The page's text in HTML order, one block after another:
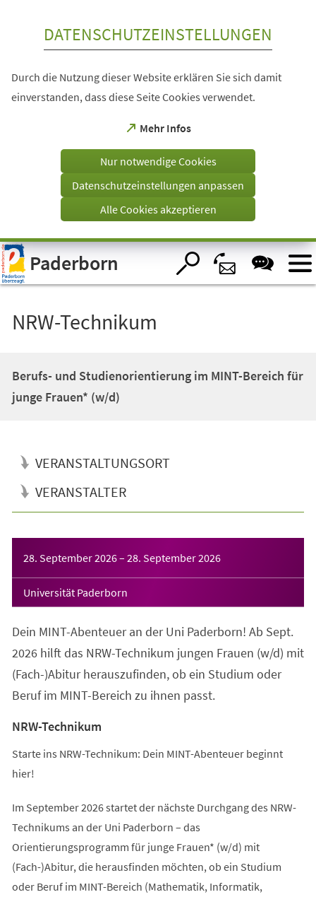
Visuelle
Assistenzsoftware
öffnen.
DATENSCHUTZEINSTELLUNGEN
Durch die Nutzung dieser Website erklären Sie sich damit
einverstanden, dass diese Seite Cookies verwendet.
Mehr Infos
(Öffnet
einem
Tab)
Nur notwendige Cookies
Datenschutzeinstellungen anpassen
Alle Cookies akzeptieren
Paderborn
NRW-Technikum
Berufs- und Studienorientierung im MINT-Bereich für
junge Frauen* (w/d)
VERANSTALTUNGSORT
VERANSTALTER
28. September 2026– 28. September 2026
Universität Paderborn
Dein MINT-Abenteuer an der Uni Paderborn! Ab Sept.
2026 hilft das NRW-Technikum jungen Frauen (w/d) mit
(Fach-)Abitur herauszufinden, ob ein Studium oder
Beruf im MINT-Bereich zu ihnen passt.
NRW-Technikum
Starte ins NRW-Technikum: Dein MINT-Abenteuer beginnt
hier!
Im September 2026 startet der nächste Durchgang des NRW-
Technikums an der Uni Paderborn – das
Orientierungsprogramm für junge Frauen* (w/d) mit
(Fach-)Abitur, die herausfinden möchten, ob ein Studium
oder Beruf im MINT-Bereich (Mathematik, Informatik,